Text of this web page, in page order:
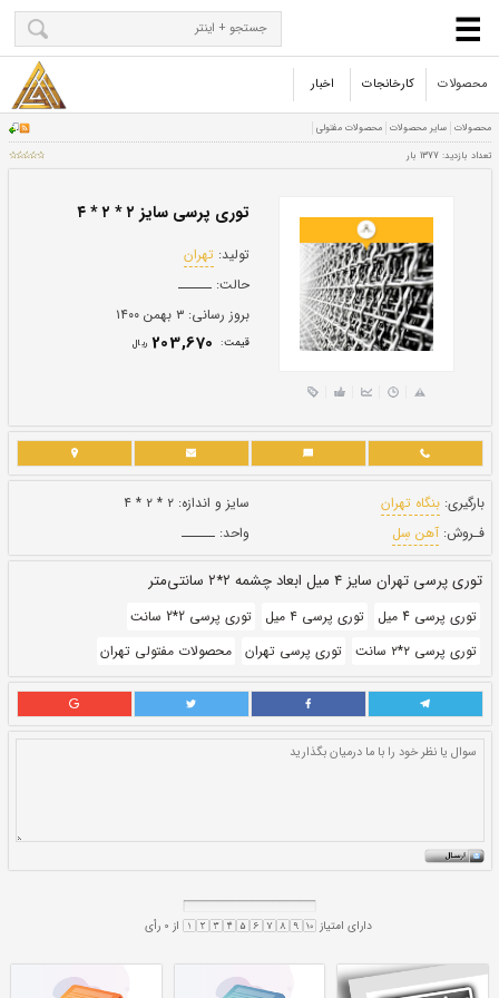
محصولات کارخانجات اخبار
توری پرسی سایز ۲ * ۲ * ۴
حالت:ــــــ
بروز رسانی:
قيمت: 203,670 ريال
سایز و اندازه:۲ * ۲ * ۴